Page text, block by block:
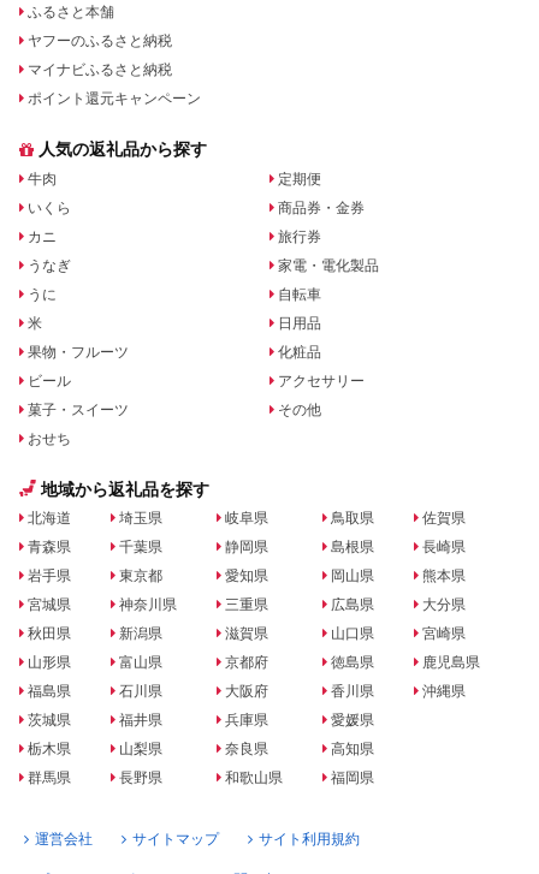
ふるさと本舗
ヤフーのふるさと納税
マイナビふるさと納税
ポイント還元キャンペーン
人気の返礼品から探す
牛肉
いくら
カニ
うなぎ
うに
米
果物・フルーツ
ビール
菓子・スイーツ
おせち
定期便
商品券・金券
旅行券
家電・電化製品
自転車
日用品
化粧品
アクセサリー
その他
地域から返礼品を探す
北海道
青森県
岩手県
宮城県
秋田県
山形県
福島県
茨城県
栃木県
群馬県
埼玉県
千葉県
東京都
神奈川県
新潟県
富山県
石川県
福井県
山梨県
長野県
岐阜県
静岡県
愛知県
三重県
滋賀県
京都府
大阪府
兵庫県
奈良県
和歌山県
鳥取県
島根県
岡山県
広島県
山口県
徳島県
香川県
愛媛県
高知県
福岡県
佐賀県
長崎県
熊本県
大分県
宮崎県
鹿児島県
沖縄県
運営会社 サイトマップ サイト利用規約